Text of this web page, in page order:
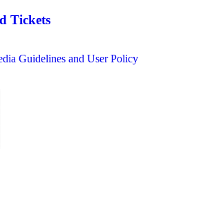
Tickets
Guidelines and User Policy